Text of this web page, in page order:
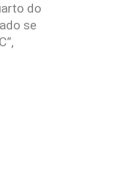
do
se